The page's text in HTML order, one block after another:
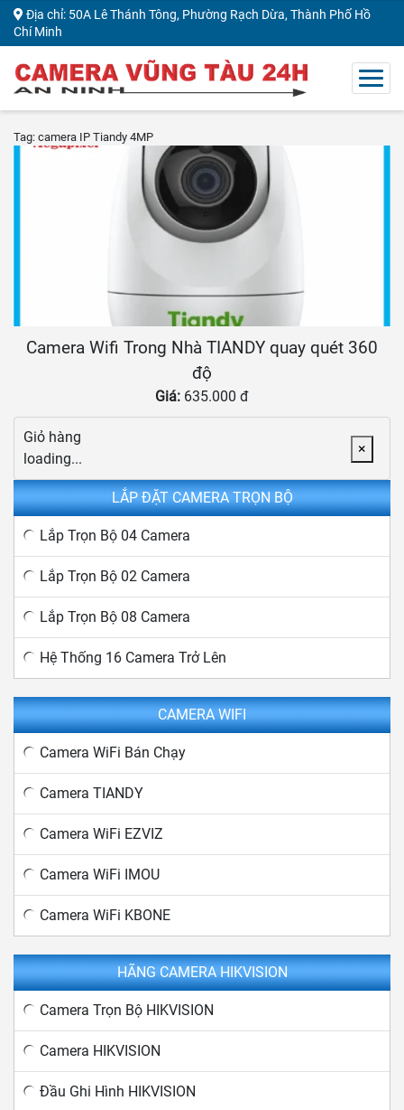
Địa chỉ: 50A Lê Thánh Tông, Phường Rạch Dừa, Thành Phố Hồ
Chí Minh
Tag: camera IP Tiandy 4MP
Camera Wifi Trong Nhà TIANDY quay quét 360
độ
Giá: 635.000 đ
×
Giỏ hàng
loading...
LẮP ĐẶT CAMERA TRỌN BỘ
Lắp Trọn Bộ 04 Camera
Lắp Trọn Bộ 02 Camera
Lắp Trọn Bộ 08 Camera
Hệ Thống 16 Camera Trở Lên
CAMERA WIFI
Camera WiFi Bán Chạy
Camera TIANDY
Camera WiFi EZVIZ
Camera WiFi IMOU
Camera WiFi KBONE
HÃNG CAMERA HIKVISION
Camera Trọn Bộ HIKVISION
Camera HIKVISION
Đầu Ghi Hình HIKVISION